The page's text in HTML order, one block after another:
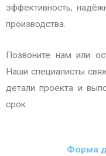
эффективность,
производства.
Позвоните нам или
Наши специалисты
детали проекта и
срок.
Форма